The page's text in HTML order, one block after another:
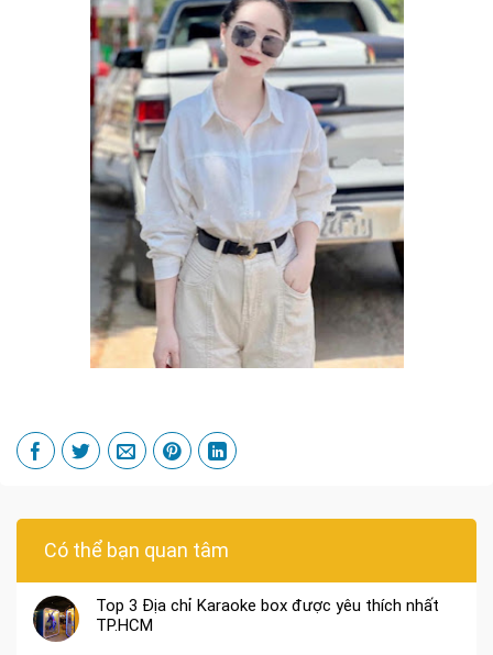
Có thể bạn quan tâm
Top 3 Địa chỉ Karaoke box được yêu thích nhất
TP.HCM